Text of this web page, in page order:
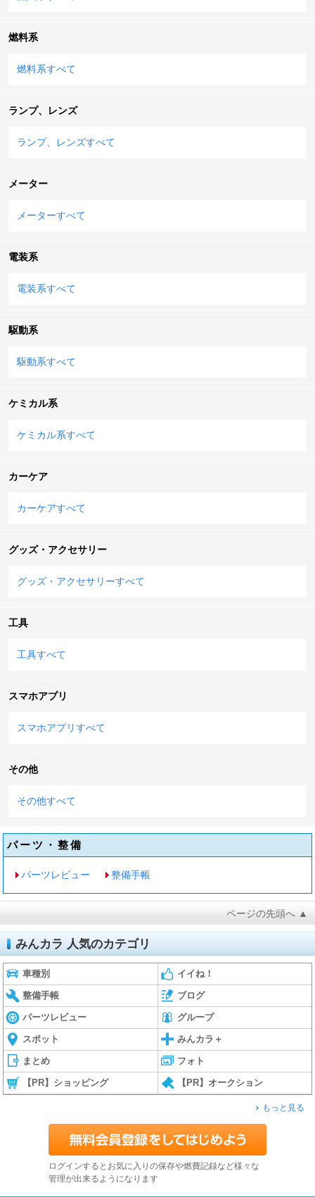
燃料系
燃料系すべて
ランプ、レンズ
ランプ、レンズすべて
メーター
メーターすべて
電装系
電装系すべて
駆動系
駆動系すべて
ケミカル系
ケミカル系すべて
カーケア
カーケアすべて
グッズ・アクセサリー
グッズ・アクセサリーすべて
工具
工具すべて
スマホアプリ
スマホアプリすべて
その他
その他すべて
パーツ・整備
パーツレビュー 整備手帳
ページの先頭へ ▲
みんカラ 人気のカテゴリ
車種別 イイね！
整備手帳 ブログ
パーツレビュー グループ
スポット みんカラ＋
まとめ フォト
【PR】ショッピング 【PR】オークション
もっと見る
ログインするとお気に入りの保存や燃費記録など様々な
管理が出来るようになります